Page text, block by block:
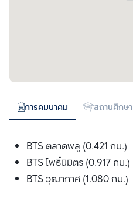
การคมนาคม สถานศึกษา
BTS ตลาดพลู (0.421 กม.)
BTS โพธ์ินิมิตร (0.917 กม.)
BTS วุฒากาศ (1.080 กม.)